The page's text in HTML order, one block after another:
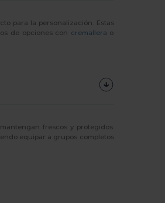
para la personalización. Estas
de opciones con cremallera o
frescos y protegidos.
equipar a grupos completos